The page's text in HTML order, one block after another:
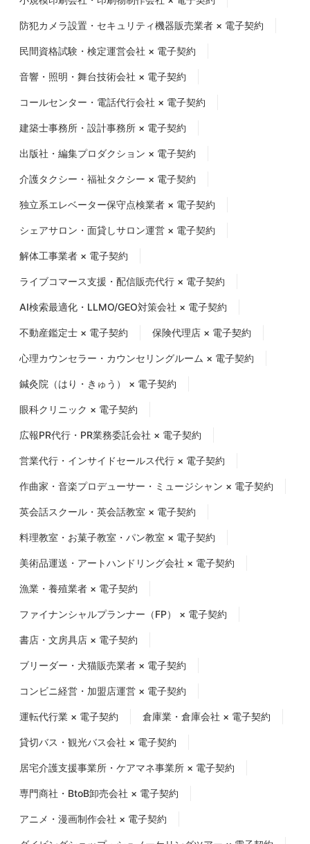
防犯カメラ設置・セキュリティ機器販売業者 × 電子契約
民間資格試験・検定運営会社 × 電子契約
音響・照明・舞台技術会社 × 電子契約
コールセンター・電話代行会社 × 電子契約
建築士事務所・設計事務所 × 電子契約
出版社・編集プロダクション × 電子契約
介護タクシー・福祉タクシー × 電子契約
独立系エレベーター保守点検業者 × 電子契約
シェアサロン・面貸しサロン運営 × 電子契約
解体工事業者 × 電子契約
ライブコマース支援・配信販売代行 × 電子契約
AI検索最適化・LLMO/GEO対策会社 × 電子契約
不動産鑑定士 × 電子契約 保険代理店 × 電子契約
心理カウンセラー・カウンセリングルーム × 電子契約
鍼灸院（はり・きゅう） × 電子契約
眼科クリニック × 電子契約
広報PR代行・PR業務委託会社 × 電子契約
営業代行・インサイドセールス代行 × 電子契約
作曲家・音楽プロデューサー・ミュージシャン × 電子契約
英会話スクール・英会話教室 × 電子契約
料理教室・お菓子教室・パン教室 × 電子契約
美術品運送・アートハンドリング会社 × 電子契約
漁業・養殖業者 × 電子契約
ファイナンシャルプランナー（FP） × 電子契約
書店・文房具店 × 電子契約
ブリーダー・犬猫販売業者 × 電子契約
コンビニ経営・加盟店運営 × 電子契約
運転代行業 × 電子契約 倉庫業・倉庫会社 × 電子契約
貸切バス・観光バス会社 × 電子契約
居宅介護支援事業所・ケアマネ事業所 × 電子契約
専門商社・BtoB卸売会社 × 電子契約
アニメ・漫画制作会社 × 電子契約